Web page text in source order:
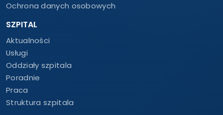
Ochrona danych osobowych
SZPITAL
Aktualności
Usługi
Oddziały szpitala
Poradnie
Praca
Struktura szpitala